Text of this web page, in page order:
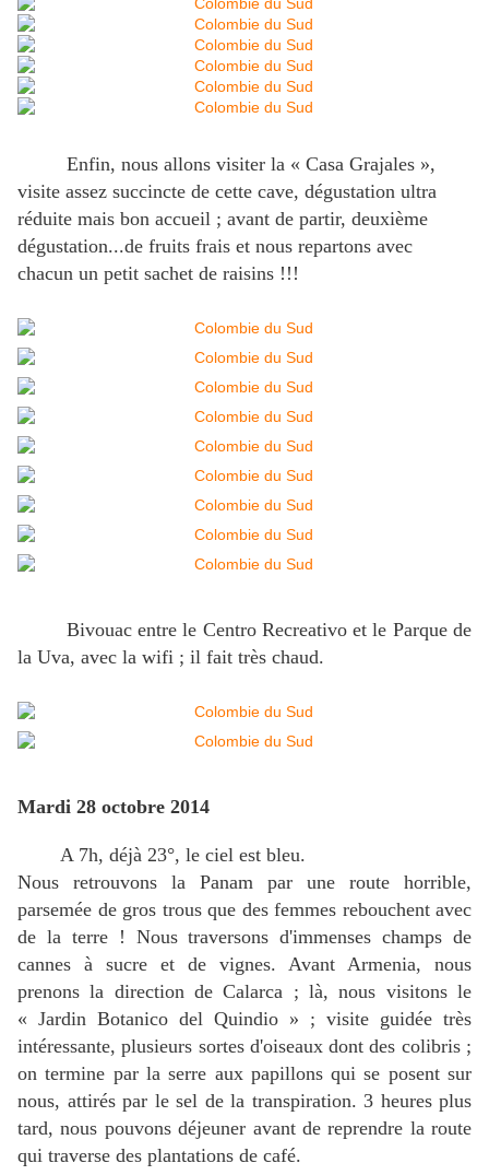
Enfin, nous allons visiter la « Casa Grajales »,
visite assez succincte de cette cave, dégustation ultra
réduite mais bon accueil ; avant de partir, deuxième
dégustation...de fruits frais et nous repartons avec
chacun un petit sachet de raisins !!!
Bivouac entre le Centro Recreativo et le Parque de
la Uva, avec la wifi ; il fait très chaud.
Mardi 28 octobre 2014
A 7h, déjà 23°, le ciel est bleu.
Nous retrouvons la Panam par une route horrible,
parsemée de gros trous que des femmes rebouchent avec
de la terre ! Nous traversons d'immenses champs de
cannes à sucre et de vignes. Avant Armenia, nous
prenons la direction de Calarca ; là, nous visitons le
« Jardin Botanico del Quindio » ; visite guidée très
intéressante, plusieurs sortes d'oiseaux dont des colibris ;
on termine par la serre aux papillons qui se posent sur
nous, attirés par le sel de la transpiration. 3 heures plus
tard, nous pouvons déjeuner avant de reprendre la route
qui traverse des plantations de café.